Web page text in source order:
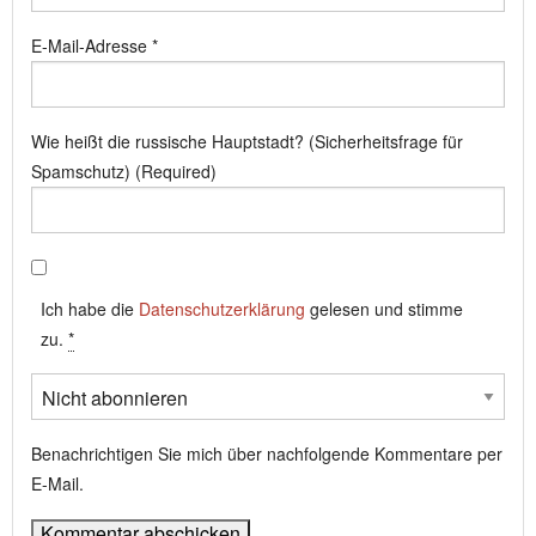
E-Mail-Adresse *
Wie heißt die russische Hauptstadt? (Sicherheitsfrage für
Spamschutz) (Required)
Ich habe die Datenschutzerklärung gelesen und stimme
zu. *
Benachrichtigen Sie mich über nachfolgende Kommentare per
E-Mail.